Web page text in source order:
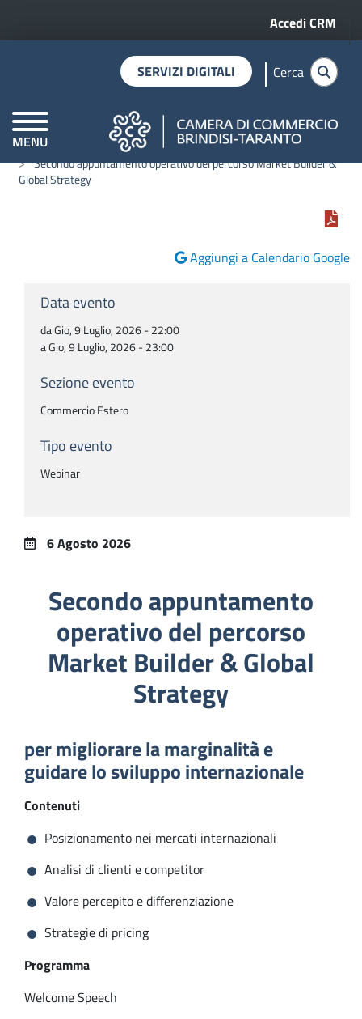
Menu
Accedi CRM
MENU
CAMERE DI COMMERCIO D'ITALIA
SERVIZI DIGITALI Cerca
Home
I prossimi eventi in programma
Secondo appuntamento operativo del percorso Market Builder &
Global Strategy
Aggiungi a Calendario Google
Data evento
da Gio, 9 Luglio, 2026 - 22:00
a Gio, 9 Luglio, 2026 - 23:00
Sezione evento
Commercio Estero
Tipo evento
Webinar
6 Agosto 2026
Secondo appuntamento
operativo del percorso
Market Builder & Global
Strategy
per migliorare la marginalità e
guidare lo sviluppo internazionale
Contenuti
Posizionamento nei mercati internazionali
Analisi di clienti e competitor
Valore percepito e differenziazione
Strategie di pricing
Programma
Welcome Speech